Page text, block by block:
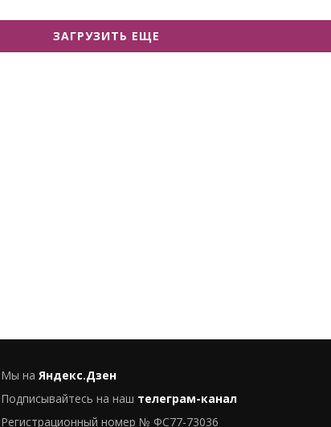
ЗАГРУЗИТЬ ЕЩЕ
Мы на Яндекс.Дзен
Подписывайтесь на наш телеграм-канал
Регистрационный номер № ФС77-73036